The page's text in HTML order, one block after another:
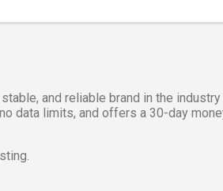
and reliable brand in the
data limits, and offers a 30-day